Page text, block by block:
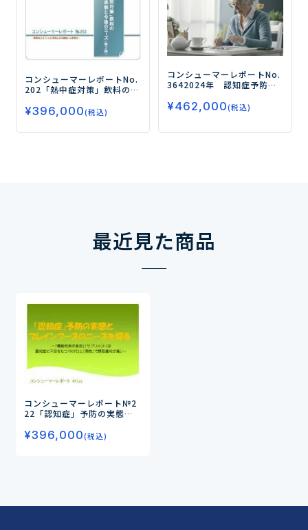
コンシューマーレポートNo.
202 「熱中症対策」飲料の飲
需要拡大ポイントは「普段
の水分補給」との差別化―
¥396,000(税込)
コンシューマーレポートNo.
3642024年 認知症予防の
－「睡眠」×「認知機能」
の意識がアップ！－
¥462,000(税込)
最近見た商品
コンシューマーレポート№2
22 「認知症」予防の実態と
る―「機能性表示食品」「サ
プリメント」は認知症に不安
¥396,000(税込)